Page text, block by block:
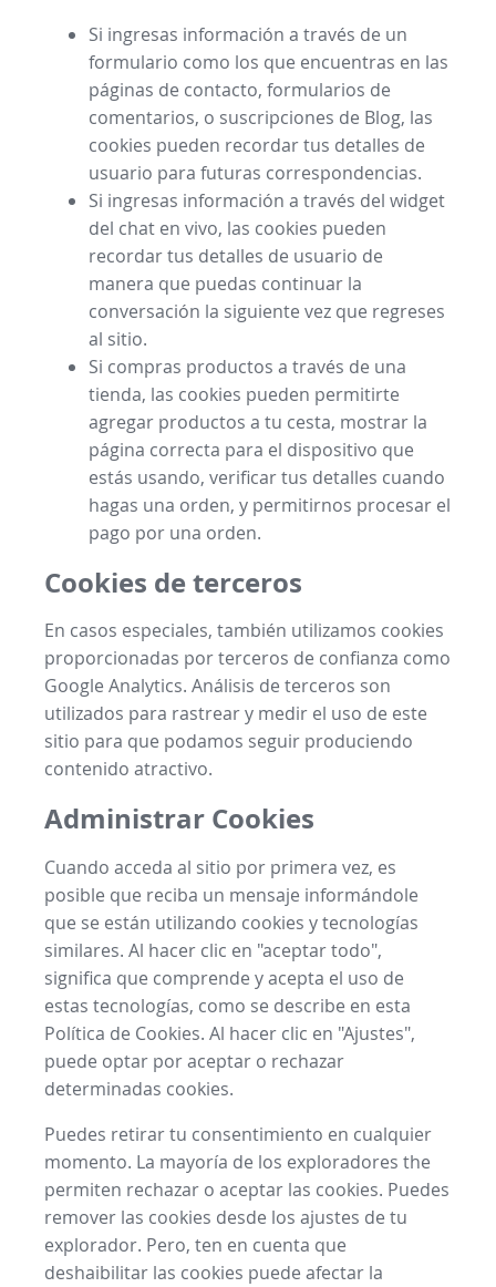
Si ingresas información a través de un
formulario como los que encuentras en las
páginas de contacto, formularios de
comentarios, o suscripciones de Blog, las
cookies pueden recordar tus detalles de
usuario para futuras correspondencias.
Si ingresas información a través del widget
del chat en vivo, las cookies pueden
recordar tus detalles de usuario de
manera que puedas continuar la
conversación la siguiente vez que regreses
al sitio.
Si compras productos a través de una
tienda, las cookies pueden permitirte
agregar productos a tu cesta, mostrar la
página correcta para el dispositivo que
estás usando, verificar tus detalles cuando
hagas una orden, y permitirnos procesar el
pago por una orden.
Cookies de terceros
En casos especiales, también utilizamos cookies
proporcionadas por terceros de confianza como
Google Analytics. Análisis de terceros son
utilizados para rastrear y medir el uso de este
sitio para que podamos seguir produciendo
contenido atractivo.
Administrar Cookies
Cuando acceda al sitio por primera vez, es
posible que reciba un mensaje informándole
que se están utilizando cookies y tecnologías
similares. Al hacer clic en "aceptar todo",
significa que comprende y acepta el uso de
estas tecnologías, como se describe en esta
Política de Cookies. Al hacer clic en "Ajustes",
puede optar por aceptar o rechazar
determinadas cookies.
Puedes retirar tu consentimiento en cualquier
momento. La mayoría de los exploradores the
permiten rechazar o aceptar las cookies. Puedes
remover las cookies desde los ajustes de tu
explorador. Pero, ten en cuenta que
deshaibilitar las cookies puede afectar la